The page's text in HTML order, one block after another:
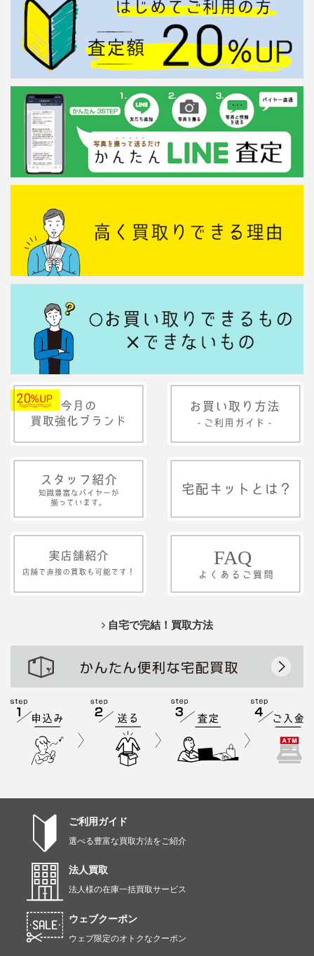
自宅で完結！買取方法
ご利用ガイド
選べる豊富な買取方法をご紹介
法人買取
法人様の在庫一括買取サービス
ウェブクーポン
ウェブ限定のオトクなクーポン